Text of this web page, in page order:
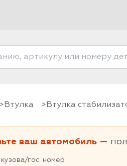
Втулка Втулка
ваш автомобиль —
гос. номер